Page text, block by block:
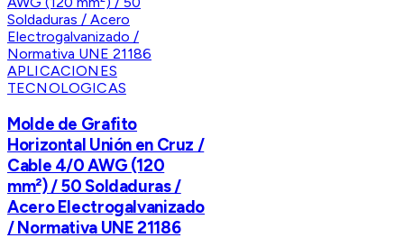
APLICACIONES
TECNOLOGICAS
Molde de Grafito
Horizontal Unión en Cruz /
Cable 4/0 AWG (120
mm²) / 50 Soldaduras /
Acero Electrogalvanizado
/ Normativa UNE 21186